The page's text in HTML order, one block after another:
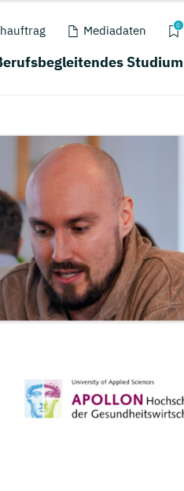
Mediadaten 0
Studium